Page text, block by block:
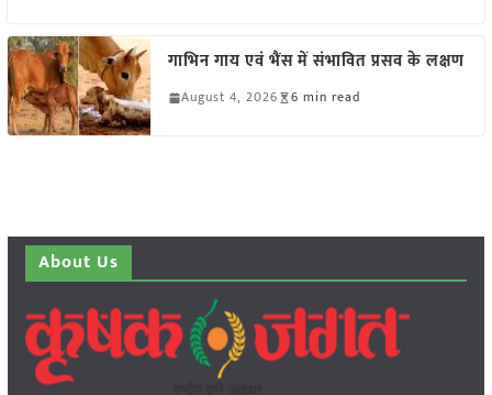
गाभिन गाय एवं भैंस में संभावित प्रसव के लक्षण
August 4, 2026 6 min read
About Us